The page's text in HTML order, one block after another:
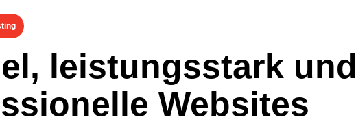
leistungsstark und
Websites